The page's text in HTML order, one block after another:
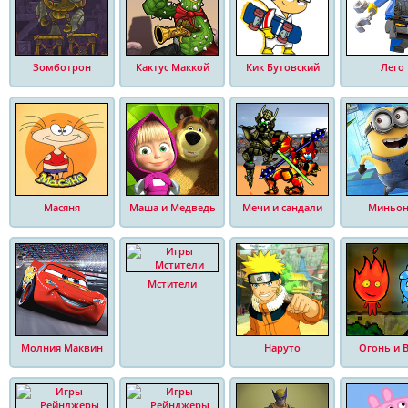
Зомботрон Кактус Маккой Кик Бутовский Лего
Масяня Маша и Медведь Мечи и сандали
Молния Маквин
Мстители
Наруто Огонь и